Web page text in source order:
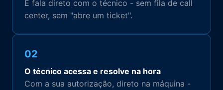
E fala direto com o técnico - sem fila de call
center, sem "abre um ticket".
02
O técnico acessa e resolve na hora
Com a sua autorização, direto na máquina -